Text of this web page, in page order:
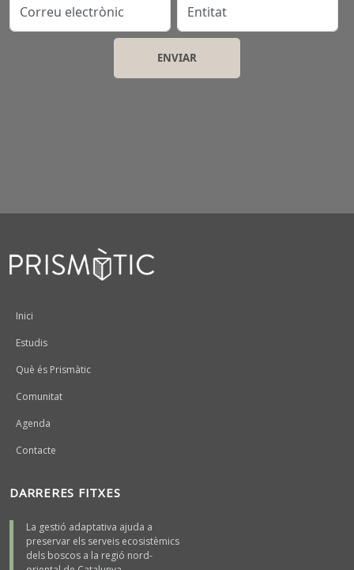
Peu
Inici
Estudis
Què és Prismàtic
Comunitat
Agenda
Contacte
DARRERES FITXES
La gestió adaptativa ajuda a
preservar els serveis ecosistèmics
dels boscos a la regió nord-